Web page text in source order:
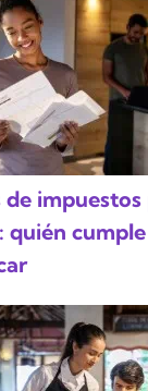
de
quién